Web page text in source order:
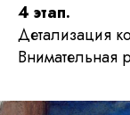
4 этап.
Детализация
Внимательная